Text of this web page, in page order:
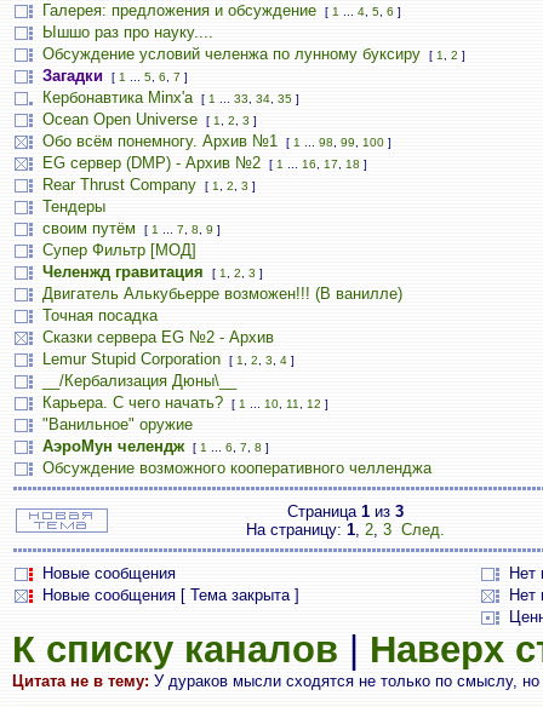
Галерея: предложения и обсуждение [ 1 4 5 6 ]
Ышшо раз про науку....
Обсуждение условий челенжа по лунному буксиру
[ 1 2 ]
Загадки [ 1 5 6 7 ]
Кербонавтика Minx'a [ 1 33 34 35 ]
Ocean Open Universe [ 1 2 3 ]
Обо всём понемногу. Архив №1 [ 1 98 99 100 ]
EG сервер (DMP) - Архив №2 [ 1 16 17 18 ]
Rear Thrust Company [ 1 2 3 ]
Тендеры
своим путём
[ 1 7 8 9 ]
Супер Фильтр [МОД]
Челенжд гравитация
[ 1 2 3 ]
Двигатель Алькубьерре возможен!!! (В ванилле)
Точная посадка
Сказки сервера EG №2 - Архив
Lemur Stupid Corporation
[ 1 2 3 4 ]
__/Кербализация Дюны\__
Карьера. С чего начать?
[ 1 10 11 12 ]
"Ванильное" оружие
АэроМун челендж
[ 1 6 7 8 ]
Обсуждение возможного кооперативного челленджа
Страница 1 из 3
На страницу: 1, 2, 3 След.
Новые сообщения
Нет
Новые сообщения [ Тема закрыта ]
Нет
К списку каналов Наверх
Цитата не в тему: У дураков мысли сходятся не только по смыслу,